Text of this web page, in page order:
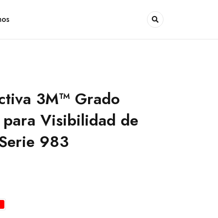
3M™ Grado
Visibilidad de
983